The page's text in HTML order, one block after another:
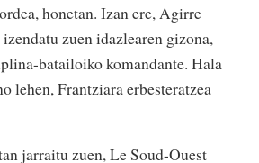
honetan. Izan ere, Agirre
zuen idazlearen gizona,
batailoiko komandante. Hala
lehen, Frantziara erbesteratzea
jarraitu zuen, Le Soud-Ouest